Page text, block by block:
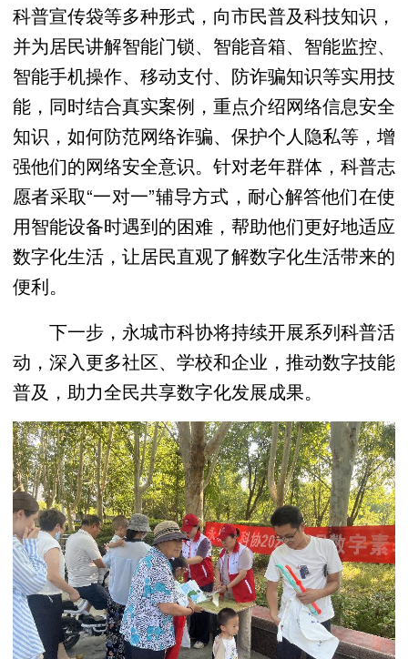
科普宣传袋等多种形式，向市民普及科技知识，
并为居民讲解智能门锁、智能音箱、智能监控、
智能手机操作、移动支付、防诈骗知识等实用技
能，同时结合真实案例，重点介绍网络信息安全
知识，如何防范网络诈骗、保护个人隐私等，增
强他们的网络安全意识。针对老年群体，科普志
愿者采取“一对一”辅导方式，耐心解答他们在使
用智能设备时遇到的困难，帮助他们更好地适应
数字化生活，让居民直观了解数字化生活带来的
便利。
下一步，永城市科协将持续开展系列科普活
动，深入更多社区、学校和企业，推动数字技能
普及，助力全民共享数字化发展成果。